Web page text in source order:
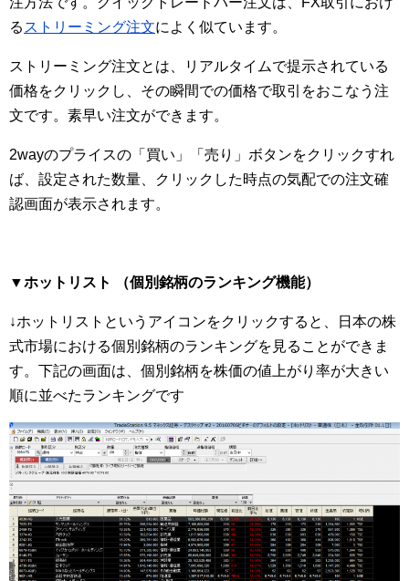
る ストリーミング注文によく似ています。
ストリーミング注文とは、リアルタイムで提示されている
価格をクリックし、その瞬間での価格で取引をおこなう注
文です。素早い注文ができます。
2wayのプライスの「買い」「売り」ボタンをクリックすれ
ば、設定された数量、クリックした時点の気配での注文確
認画面が表示されます。
▼ホットリスト （個別銘柄のランキング機能）
↓ホットリストというアイコンをクリックすると、日本の株
式市場における個別銘柄のランキングを見ることができま
す。下記の画面は、個別銘柄を株価の値上がり率が大きい
順に並べたランキングです